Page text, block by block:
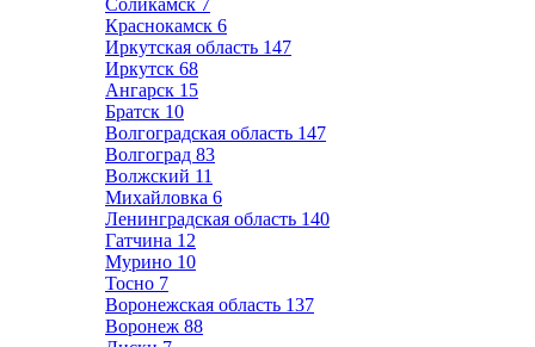
Соликамск 7
Краснокамск 6
Иркутская область 147
Иркутск 68
Ангарск 15
Братск 10
Волгоградская область 147
Волгоград 83
Волжский 11
Михайловка 6
Ленинградская область 140
Гатчина 12
Мурино 10
Тосно 7
Воронежская область 137
Воронеж 88